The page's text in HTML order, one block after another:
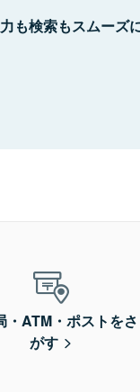
も検索もスムーズに
・ATM・ポストをさ
がす